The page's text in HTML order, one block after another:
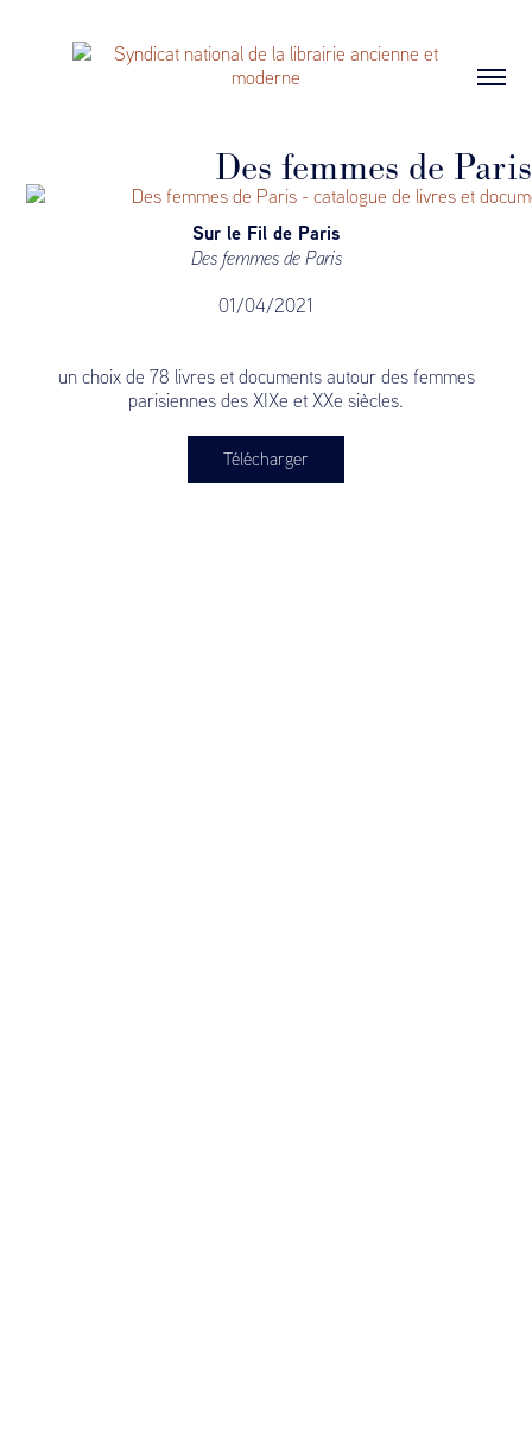
Des femmes de Paris
Sur le Fil de Paris
Des femmes de Paris
01/04/2021
un choix de 78 livres et documents autour des femmes
parisiennes des XIXe et XXe siècles.
Télécharger